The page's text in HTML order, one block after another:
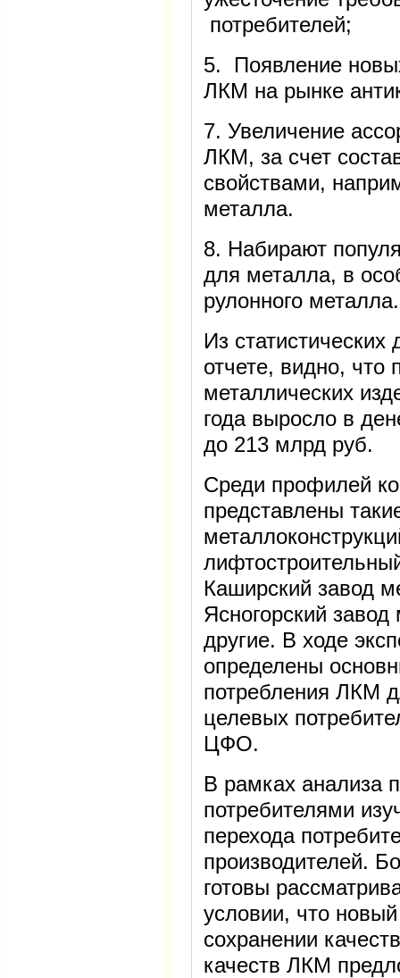
потребителей;
5. Появление
ЛКМ на рынке
7. Увеличение
ЛКМ, за счет
свойствами,
металла.
8. Набирают
для металла, в
рулонного металла.
Из
отчете, видно, что
металлических
года выросло в
до 213 млрд руб.
Среди профилей
представлены
Каширский завод
Ясногорский
другие. В ходе
определены
потребления ЛКМ
целевых
ЦФО.
В рамках анализа
потребителями
перехода
производителей.
готовы
условии, что
сохранении
качеств ЛКМ